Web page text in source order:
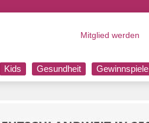
Mitglied werden
Kids Gesundheit Gewinnspiele